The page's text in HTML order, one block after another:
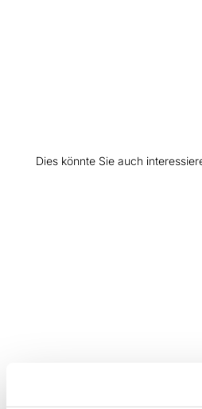
Dies könnte Sie auch